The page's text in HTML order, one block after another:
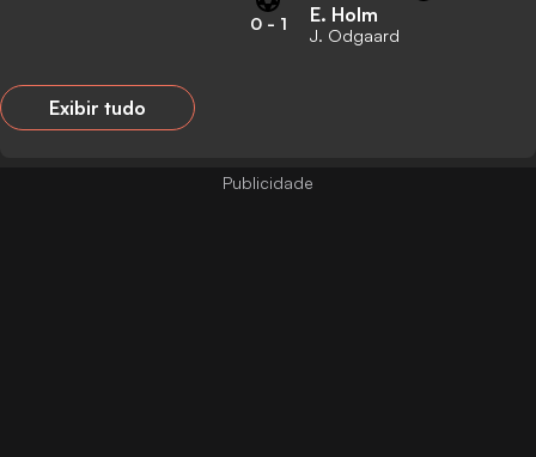
0- 1 E. Holm
J. Odgaard
Exibir tudo